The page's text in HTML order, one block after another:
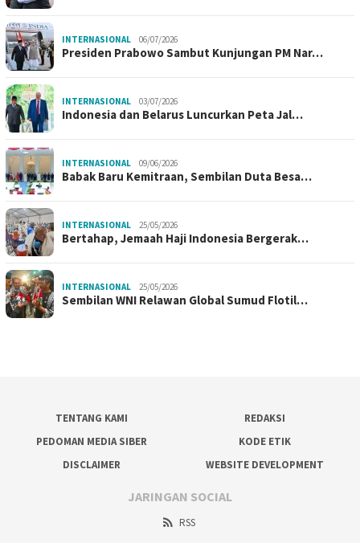
INTERNASIONAL 06/07/2026
Presiden Prabowo Sambut Kunjungan PM Nar…
INTERNASIONAL 03/07/2026
Indonesia dan Belarus Luncurkan Peta Jal…
INTERNASIONAL 09/06/2026
Babak Baru Kemitraan, Sembilan Duta Besa…
INTERNASIONAL 25/05/2026
Bertahap, Jemaah Haji Indonesia Bergerak…
INTERNASIONAL 25/05/2026
Sembilan WNI Relawan Global Sumud Flotil…
TENTANG KAMI
REDAKSI
PEDOMAN MEDIA SIBER
KODE ETIK
DISCLAIMER
WEBSITE DEVELOPMENT
JARINGAN SOCIAL
RSS